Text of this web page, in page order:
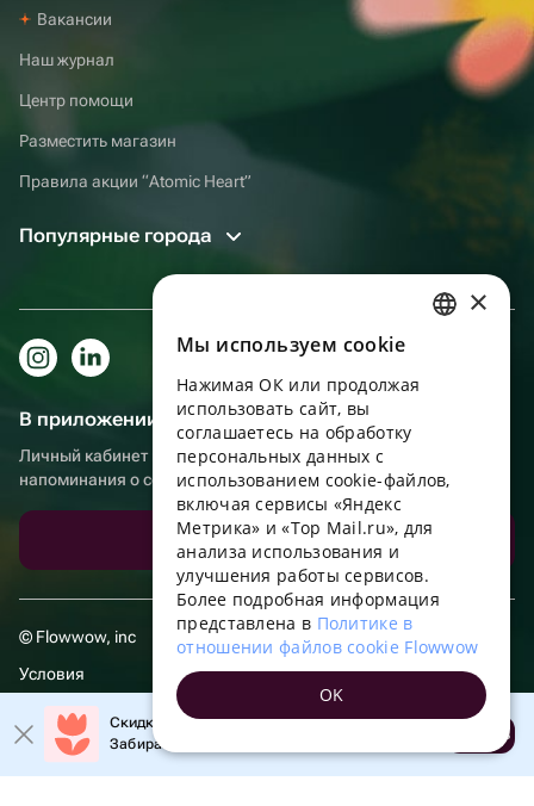
Вакансии
Наш журнал
Центр помощи
Разместить магазин
Правила акции “Atomic Heart”
Популярные города
В приложении еще удобнее!
Личный кабинет получателя, больше бонусов за покупки и
напоминания о событиях
Скачать приложение
© Flowwow, inc
Условия
Обработка персональных данных
Скидка 20% на первый заказ!
Забирайте промокод в приложении!
Открыть
ENGLISH
UKRAINIAN
PORTUGUESE
FRENCH
TURKISH
POLISH
×
Мы используем сookie
Нажимая ОК или продолжая
использовать сайт, вы
соглашаетесь на обработку
персональных данных с
использованием cookie-файлов,
включая сервисы «Яндекс
Метрика» и «Top Mail.ru», для
анализа использования и
улучшения работы сервисов.
Более подробная информация
представлена в Политике в
отношении файлов cookie Flowwow
OK